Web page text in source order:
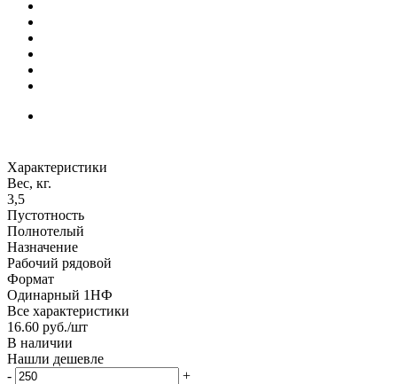
Характеристики
Вес, кг.
3,5
Пустотность
Полнотелый
Назначение
Рабочий рядовой
Формат
Одинарный 1НФ
Все характеристики
16.60 руб./шт
В наличии
Нашли дешевле
-
+